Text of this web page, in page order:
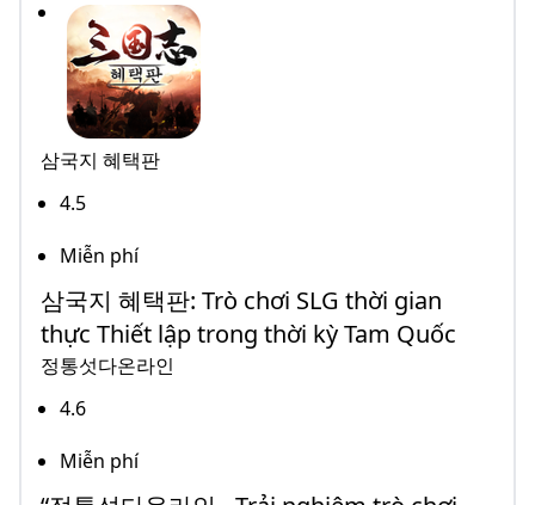
삼국지 혜택판
4.5
Miễn phí
삼국지 혜택판: Trò chơi SLG thời gian
thực Thiết lập trong thời kỳ Tam Quốc
정통섯다온라인
4.6
Miễn phí